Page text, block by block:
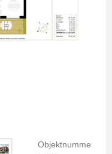
Objektnumme